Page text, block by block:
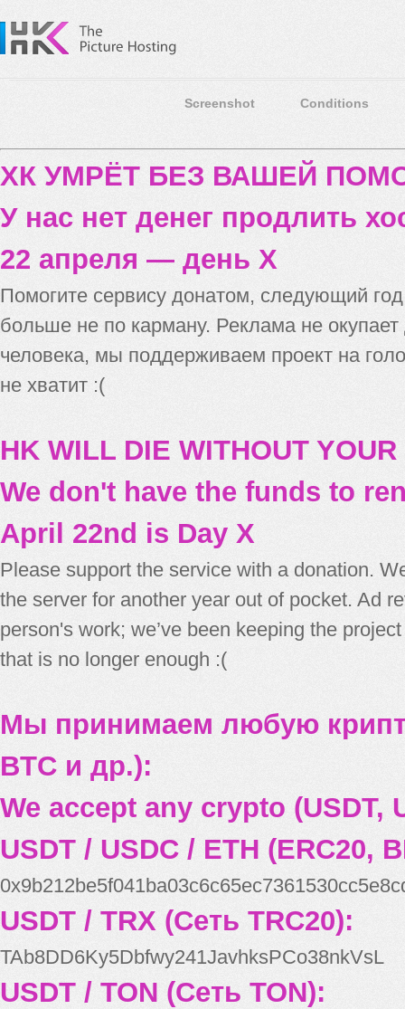
Screenshot Conditions
ХК УМРЁТ БЕЗ ВАШЕЙ
У нас нет денег продлить
22 апреля — день X
Помогите сервису донатом, следующий
больше не по карману. Реклама не
человека, мы поддерживаем проект на
не хватит :(
HK WILL DIE WITHOUT
We don't have the funds to
April 22nd is Day X
Please support the service with a donation.
the server for another year out of pocket. Ad
person's work; we’ve been keeping the
that is no longer enough :(
Мы принимаем любую
BTC и др.):
We accept any crypto (USDT,
USDT / USDC / ETH (ERC20,
USDT / TRX (Сеть TRC20):
TAb8DD6Ky5Dbfwy241JavhksPCo38nkVsL
USDT / TON (Сеть TON):